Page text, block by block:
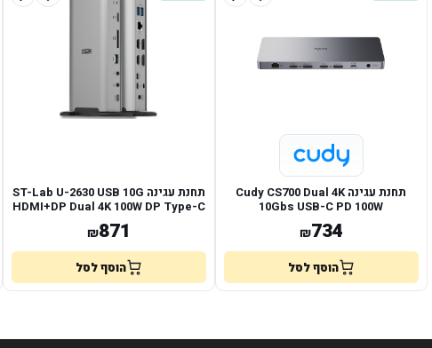
תחנת עגינה Cudy CS700 Dual 4K
10Gbs USB-C PD 100W
₪734
הוסף לסל
תחנת עגינה ST-Lab U-2630 USB 10G
HDMI+DP Dual 4K 100W DP Type-C
₪871
הוסף לסל